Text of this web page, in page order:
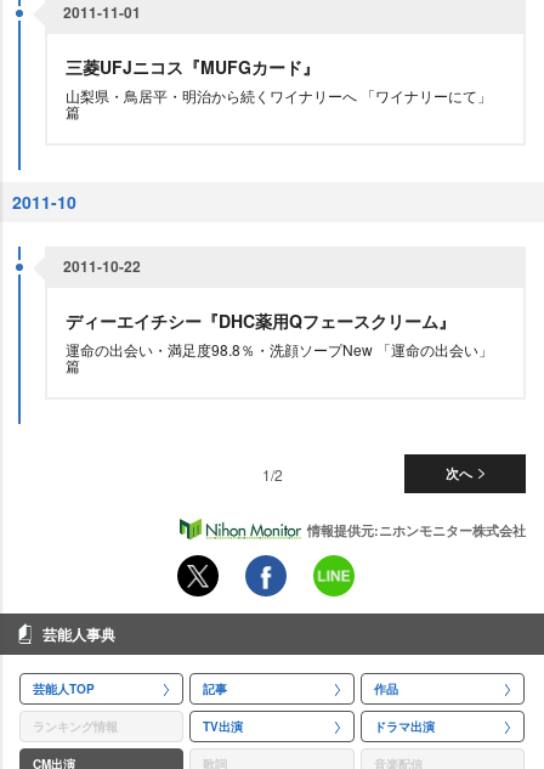
2011-11-01
三菱UFJニコス『MUFGカード』
山梨県・鳥居平・明治から続くワイナリーへ 「ワイナリーにて」
篇
2011-10
2011-10-22
ディーエイチシー『DHC薬用Qフェースクリーム』
運命の出会い・満足度98.8％・洗顔ソープNew 「運命の出会い」
篇
次へ
1/2
情報提供元:ニホンモニター株式会社
芸能人事典
芸能人TOP 記事 作品
ランキング情報 TV出演 ドラマ出演
CM出演 歌詞 音楽配信